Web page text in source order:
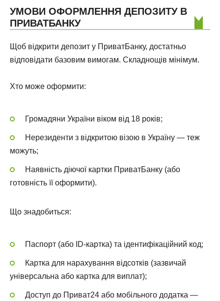
УМОВИ ОФОРМЛЕННЯ ДЕПОЗИТУ В
ПРИВАТБАНКУ
Щоб відкрити депозит у ПриватБанку, достатньо
відповідати базовим вимогам. Складнощів мінімум.
Хто може оформити:
Громадяни України віком від 18 років;
Нерезиденти з відкритою візою в Україну — теж
можуть;
Наявність діючої картки ПриватБанку (або
готовність її оформити).
Що знадобиться:
Паспорт (або ID-картка) та ідентифікаційний код;
Картка для нарахування відсотків (зазвичай
універсальна або картка для виплат);
Доступ до Приват24 або мобільного додатка —